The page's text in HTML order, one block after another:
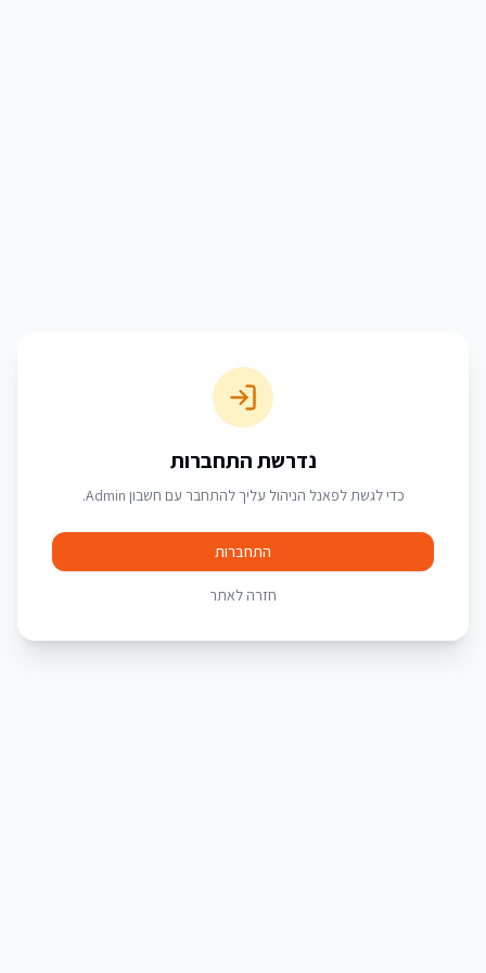
נדרשת התחברות
כדי לגשת לפאנל הניהול עליך להתחבר עם חשבון Admin.
התחברות
חזרה לאתר